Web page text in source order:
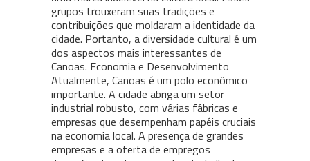
grupos trouxeram suas tradições e
contribuições que moldaram a identidade da
cidade. Portanto, a diversidade cultural é um
dos aspectos mais interessantes de
Canoas. Economia e Desenvolvimento
Atualmente, Canoas é um polo econômico
importante. A cidade abriga um setor
industrial robusto, com várias fábricas e
empresas que desempenham papéis cruciais
na economia local. A presença de grandes
empresas e a oferta de empregos